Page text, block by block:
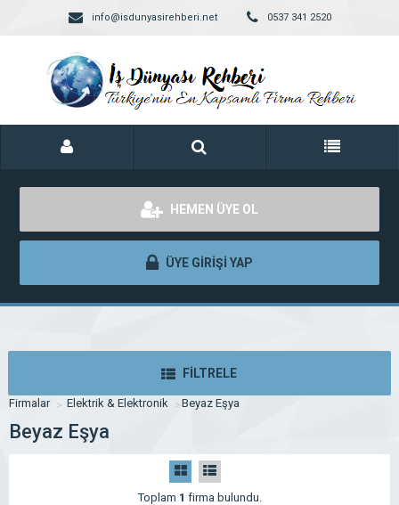
info@isdunyasirehberi.net 0537 341 2520
HEMEN ÜYE OL
ÜYE GİRİŞİ YAP
FİLTRELE
Firmalar Elektrik & Elektronik Beyaz Eşya
Beyaz Eşya
Toplam 1 firma bulundu.